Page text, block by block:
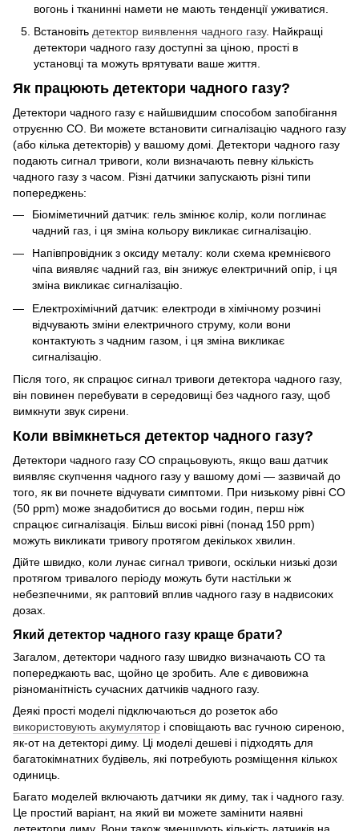
вогонь і тканинні намети не мають тенденції уживатися.
Встановіть детектор виявлення чадного газу. Найкращі
детектори чадного газу доступні за ціною, прості в
установці та можуть врятувати ваше життя.
Як працюють детектори чадного газу?
Детектори чадного газу є найшвидшим способом запобігання
отруєнню CO. Ви можете встановити сигналізацію чадного газу
(або кілька детекторів) у вашому домі. Детектори чадного газу
подають сигнал тривоги, коли визначають певну кількість
чадного газу з часом. Різні датчики запускають різні типи
попереджень:
Біоміметичний датчик: гель змінює колір, коли поглинає
чадний газ, і ця зміна кольору викликає сигналізацію.
Напівпровідник з оксиду металу: коли схема кремнієвого
чіпа виявляє чадний газ, він знижує електричний опір, і ця
зміна викликає сигналізацію.
Електрохімічний датчик: електроди в хімічному розчині
відчувають зміни електричного струму, коли вони
контактують з чадним газом, і ця зміна викликає
сигналізацію.
Після того, як спрацює сигнал тривоги детектора чадного газу,
він повинен перебувати в середовищі без чадного газу, щоб
вимкнути звук сирени.
Коли ввімкнеться детектор чадного газу?
Детектори чадного газу CO спрацьовують, якщо ваш датчик
виявляє скупчення чадного газу у вашому домі — зазвичай до
того, як ви почнете відчувати симптоми. При низькому рівні CO
(50 ppm) може знадобитися до восьми годин, перш ніж
спрацює сигналізація. Більш високі рівні (понад 150 ppm)
можуть викликати тривогу протягом декількох хвилин.
Дійте швидко, коли лунає сигнал тривоги, оскільки низькі дози
протягом тривалого періоду можуть бути настільки ж
небезпечними, як раптовий вплив чадного газу в надвисоких
дозах.
Який детектор чадного газу краще брати?
Загалом, детектори чадного газу швидко визначають CO та
попереджають вас, щойно це зробить. Але є дивовижна
різноманітність сучасних датчиків чадного газу.
Деякі прості моделі підключаються до розеток або
використовують акумулятор і сповіщають вас гучною сиреною,
як-от на детекторі диму. Ці моделі дешеві і підходять для
багатокімнатних будівель, які потребують розміщення кількох
одиниць.
Багато моделей включають датчики як диму, так і чадного газу.
Це простий варіант, на який ви можете замінити наявні